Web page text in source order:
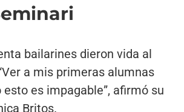
bailarines dieron vida al
a mis primeras alumnas
es impagable”, afirmó su
Britos.